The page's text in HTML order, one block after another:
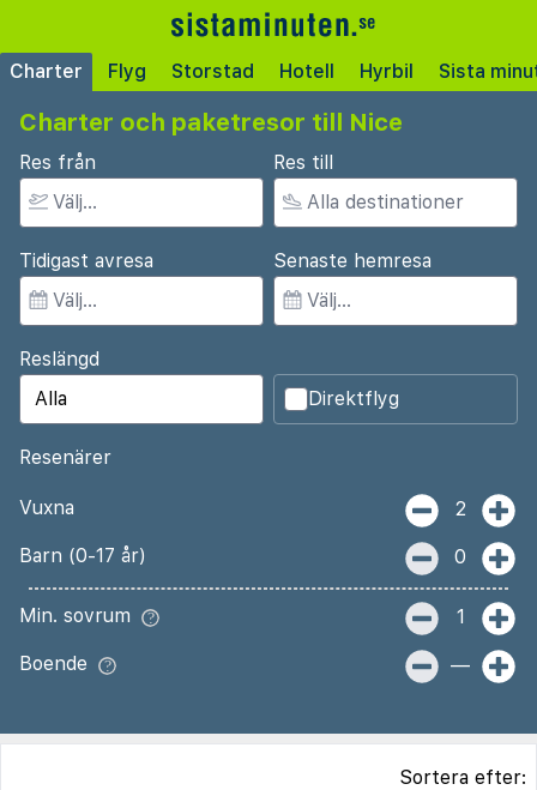
Charter Flyg Storstad Hotell Hyrbil Sista
Charter och paketresor till Nice
Res från Res till
Tidigast avresa Senaste hemresa
Reslängd
Direktflyg
Resenärer
Vuxna 2
Barn (0-17 år) 0
Min. sovrum 1
Boende —
Sortera efter: